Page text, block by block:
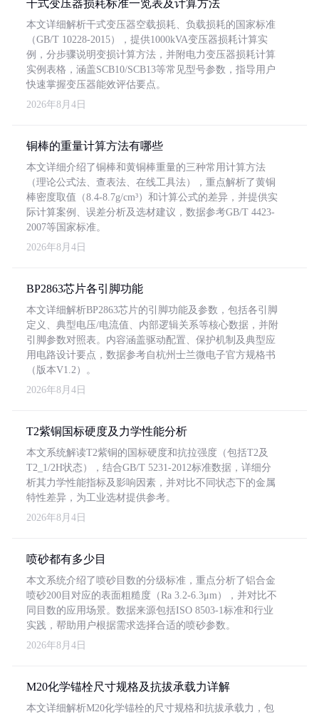
干式变压器损耗标准一览表及计算方法
本文详细解析干式变压器空载损耗、负载损耗的国家标准
（GB/T 10228-2015），提供1000kVA变压器损耗计算实
例，分步骤说明变损计算方法，并附电力变压器损耗计算
实例表格，涵盖SCB10/SCB13等常见型号参数，指导用户
快速掌握变压器能效评估要点。
2026年8月4日
铜棒的重量计算方法有哪些
本文详细介绍了铜棒和黄铜棒重量的三种常用计算方法
（理论公式法、查表法、在线工具法），重点解析了黄铜
棒密度取值（8.4-8.7g/cm³）和计算公式的差异，并提供实
际计算案例、误差分析及选材建议，数据参考GB/T 4423-
2007等国家标准。
2026年8月4日
BP2863芯片各引脚功能
本文详细解析BP2863芯片的引脚功能及参数，包括各引脚
定义、典型电压/电流值、内部逻辑关系等核心数据，并附
引脚参数对照表。内容涵盖驱动配置、保护机制及典型应
用电路设计要点，数据参考自杭州士兰微电子官方规格书
（版本V1.2）。
2026年8月4日
T2紫铜国标硬度及力学性能分析
本文系统解读T2紫铜的国标硬度和抗拉强度（包括T2及
T2_1/2H状态），结合GB/T 5231-2012标准数据，详细分
析其力学性能指标及影响因素，并对比不同状态下的金属
特性差异，为工业选材提供参考。
2026年8月4日
喷砂都有多少目
本文系统介绍了喷砂目数的分级标准，重点分析了铝合金
喷砂200目对应的表面粗糙度（Ra 3.2-6.3μm），并对比不
同目数的应用场景。数据来源包括ISO 8503-1标准和行业
实践，帮助用户根据需求选择合适的喷砂参数。
2026年8月4日
M20化学锚栓尺寸规格及抗拔承载力详解
本文详细解析M20化学锚栓的尺寸规格和抗拔承载力，包